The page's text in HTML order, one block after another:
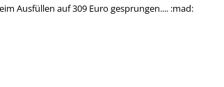
Ausfüllen auf 309 Euro gesprungen.... :mad: